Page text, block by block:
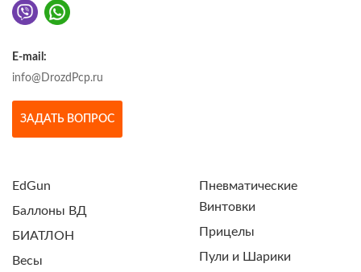
E-mail:
info@DrozdPcp.ru
ЗАДАТЬ ВОПРОС
EdGun
Баллоны ВД
БИАТЛОН
Весы
Пневматические
Винтовки
Прицелы
Пули и Шарики